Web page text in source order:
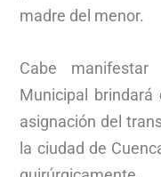
madre del menor.
Cabe
Municipal
asignación del
la ciudad de